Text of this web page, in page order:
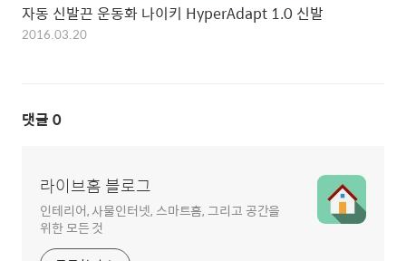
자동 신발끈 운동화 나이키 HyperAdapt 1.0 신발
2016.03.20
댓글 0
라이브홈 블로그
인테리어, 사물인터넷, 스마트홈, 그리고 공간을
위한 모든 것